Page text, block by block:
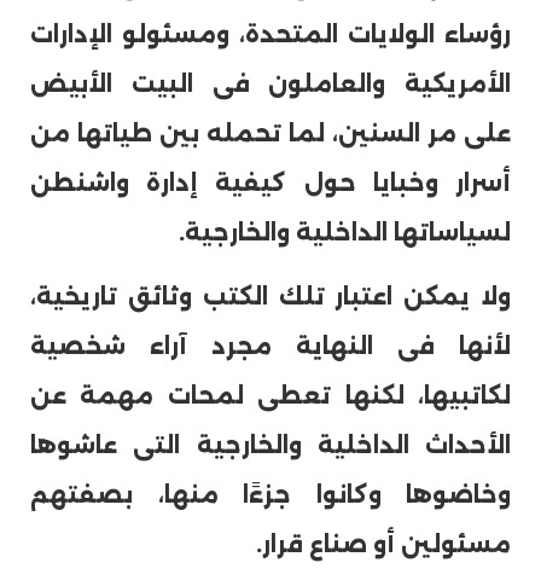
رؤساء الولايات المتحدة، ومسئولو الإدارات
الأمريكية والعاملون فى البيت الأبيض
على مر السنين، لما تحمله بين طياتها من
أسرار وخبايا حول كيفية إدارة واشنطن
لسياساتها الداخلية والخارجية.
ولا يمكن اعتبار تلك الكتب وثائق تاريخية،
لأنها فى النهاية مجرد آراء شخصية
لكاتبيها، لكنها تعطى لمحات مهمة عن
الأحداث الداخلية والخارجية التى عاشوها
وخاضوها وكانوا جزءًا منها، بصفتهم
مسئولين أو صناع قرار.